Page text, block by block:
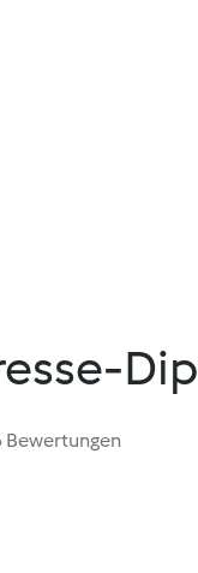
Dip
Bewertungen